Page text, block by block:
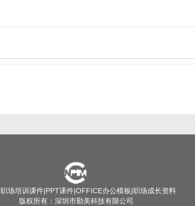
场培训课件|PPT课件|OFFICE办公模板|职场成长资料
版权所有：深圳市勤美科技有限公司